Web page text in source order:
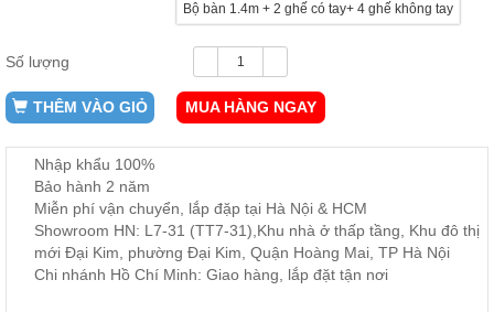
Trang
Trí
Cây
Nội
Thất
Bộ bàn 1.4m + 2 ghế có tay+ 4 ghế không tay
Số lượng
THÊM VÀO GIỎ MUA HÀNG NGAY
Nhập khẩu 100%
Bảo hành 2 năm
Miễn phí vận chuyển, lắp đặp tại Hà Nội & HCM
Showroom HN: L7-31 (TT7-31),Khu nhà ở thấp tầng, Khu đô thị
mới Đại Kim, phường Đại Kim, Quận Hoàng Mai, TP Hà Nội
Chi nhánh Hồ Chí Minh: Giao hàng, lắp đặt tận nơi